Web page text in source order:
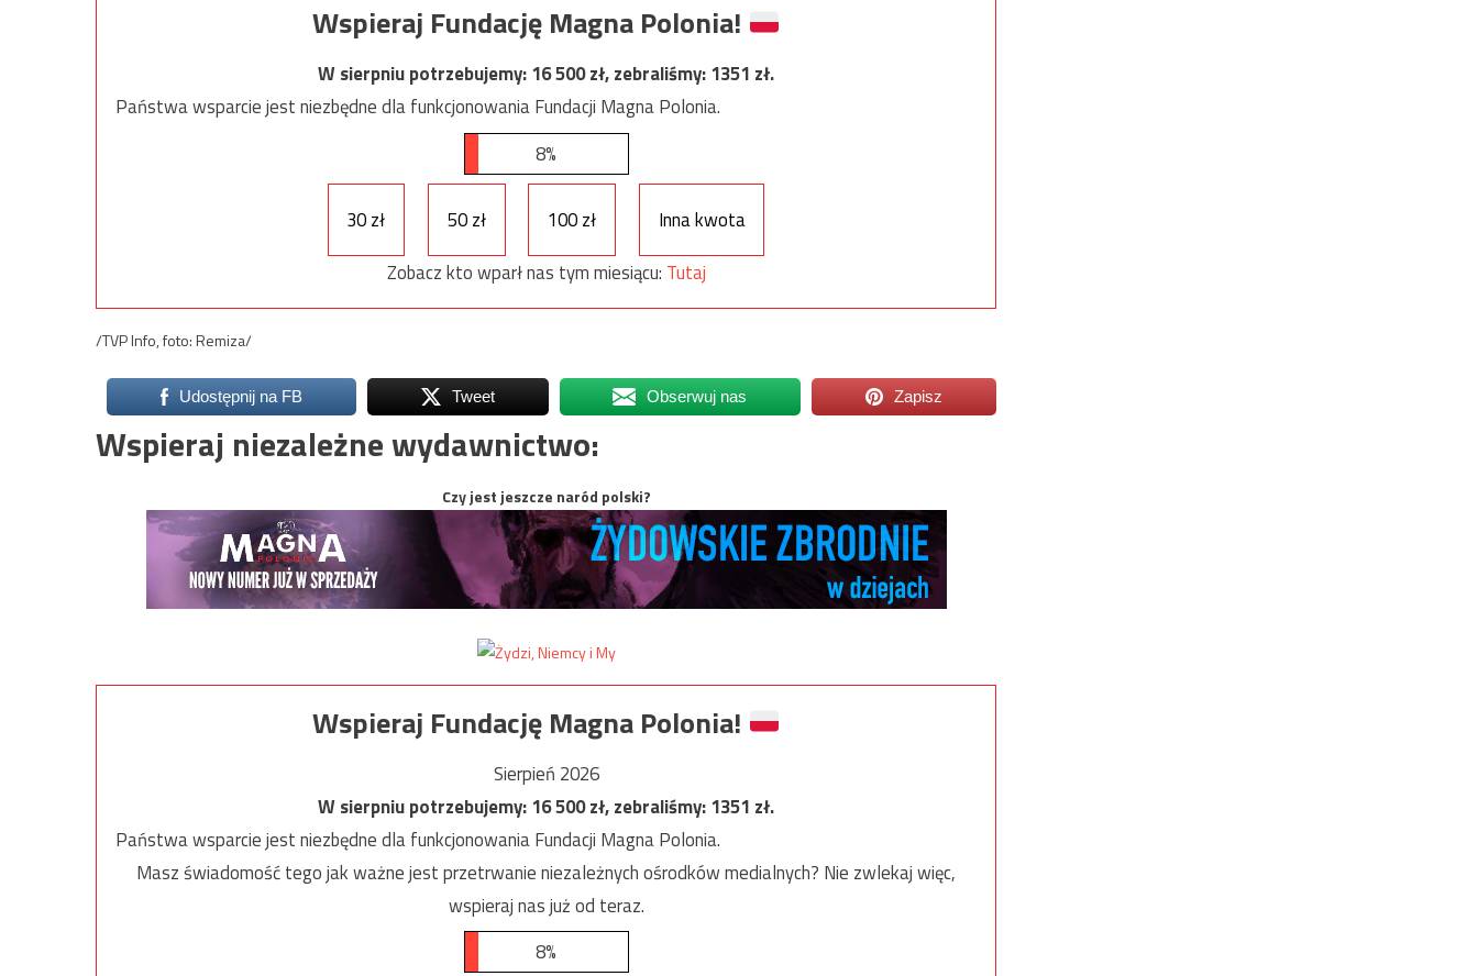
Wspieraj Fundację Magna Polonia!
W sierpniu potrzebujemy:16 500zł, zebraliśmy:1351 zł.
Państwa wsparcie jest niezbędne dla funkcjonowania Fundacji Magna Polonia.
8%
30 zł 50 zł 100 zł
Inna kwota
Zobacz kto wparł nas tym miesiącu: Tutaj
/TVP Info, foto: Remiza/
Udostępnij na FB Tweet Obserwuj nas Zapisz
Wspieraj niezależne wydawnictwo:
Czy jest jeszcze naród polski?
Wspieraj Fundację Magna Polonia!
Sierpień 2026
W sierpniu potrzebujemy:16 500zł, zebraliśmy:1351 zł.
Państwa wsparcie jest niezbędne dla funkcjonowania Fundacji Magna Polonia.
Masz świadomość tego jak ważne jest przetrwanie niezależnych ośrodków medialnych? Nie zwlekaj więc,
wspieraj nas już od teraz.
8%